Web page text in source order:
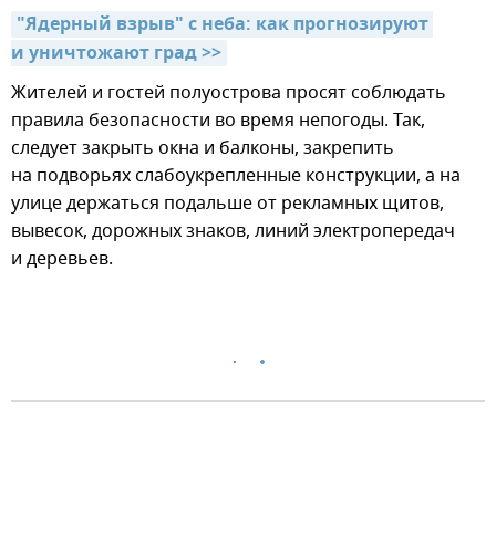
"Ядерный взрыв" с неба: как прогнозируют
и уничтожают град >>
Жителей и гостей полуострова просят соблюдать
правила безопасности во время непогоды. Так,
следует закрыть окна и балконы, закрепить
на подворьях слабоукрепленные конструкции, а на
улице держаться подальше от рекламных щитов,
вывесок, дорожных знаков, линий электропередач
и деревьев.